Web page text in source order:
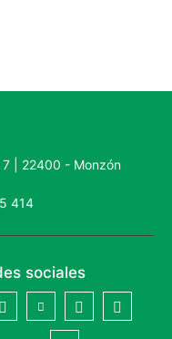
7 | 22400 - Monzón
414
sociales